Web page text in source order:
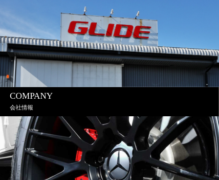
COMPANY
会社情報